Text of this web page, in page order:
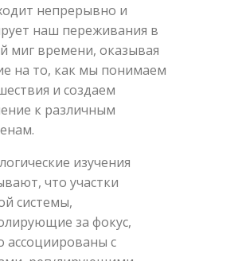
непрерывно и
наш переживания в
миг времени, оказывая
на то, как мы понимаем
и создаем
к различным
изучения
что участки
системы,
за фокус,
ассоциированы с